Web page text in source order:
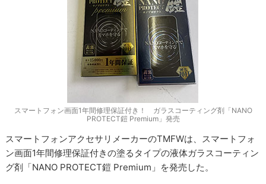
スマートフォン画面1年間修理保証付き！ ガラスコーティング剤「NANO
PROTECT鎧 Premium」発売
スマートフォンアクセサリメーカーのTMFWは、スマートフォ
ン画面1年間修理保証付きの塗るタイプの液体ガラスコーティン
グ剤「NANO PROTECT鎧 Premium」を発売した。